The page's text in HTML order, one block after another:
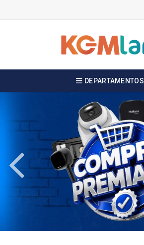
DEPARTAMENTOS